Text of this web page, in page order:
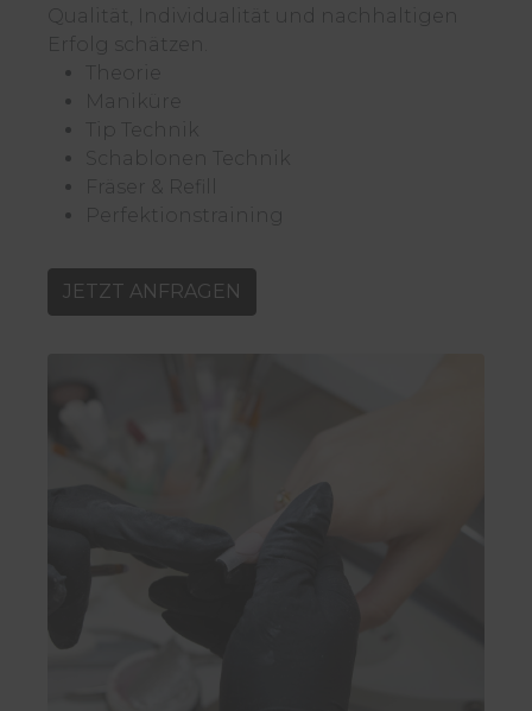
Qualität, Individualität und nachhaltigen
Erfolg schätzen.
Theorie
Maniküre
Tip Technik
Schablonen Technik
Fräser & Refill
Perfektionstraining
JETZT ANFRAGEN